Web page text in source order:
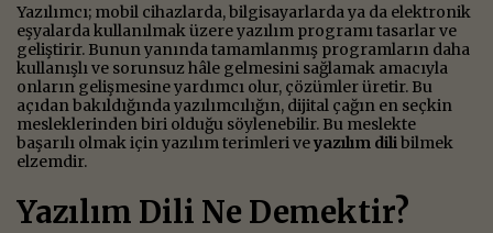
Yazılımcı; mobil cihazlarda, bilgisayarlarda ya da elektronik
eşyalarda kullanılmak üzere yazılım programı tasarlar ve
geliştirir. Bunun yanında tamamlanmış programların daha
kullanışlı ve sorunsuz hâle gelmesini sağlamak amacıyla
onların gelişmesine yardımcı olur, çözümler üretir. Bu
açıdan bakıldığında yazılımcılığın, dijital çağın en seçkin
mesleklerinden biri olduğu söylenebilir. Bu meslekte
başarılı olmak için yazılım terimleri veyazılım dilibilmek
elzemdir.
Yazılım Dili Ne Demektir?